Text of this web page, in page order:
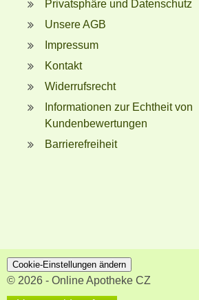
Privatsphäre und Datenschutz
Unsere AGB
Impressum
Kontakt
Widerrufsrecht
Informationen zur Echtheit von
Kundenbewertungen
Barrierefreiheit
Cookie-Einstellungen ändern
© 2026 - Online Apotheke CZ